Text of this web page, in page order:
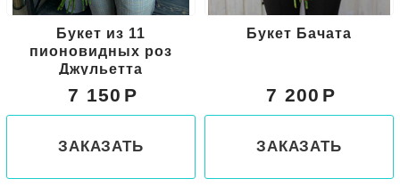
Букет из 11
пионовидных роз
Джульетта
7 150
ЗАКАЗАТЬ
Букет Бачата
7 200
ЗАКАЗАТЬ